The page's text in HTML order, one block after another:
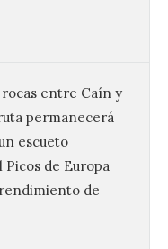
entre Caín y
permanecerá
escueto
de Europa
de